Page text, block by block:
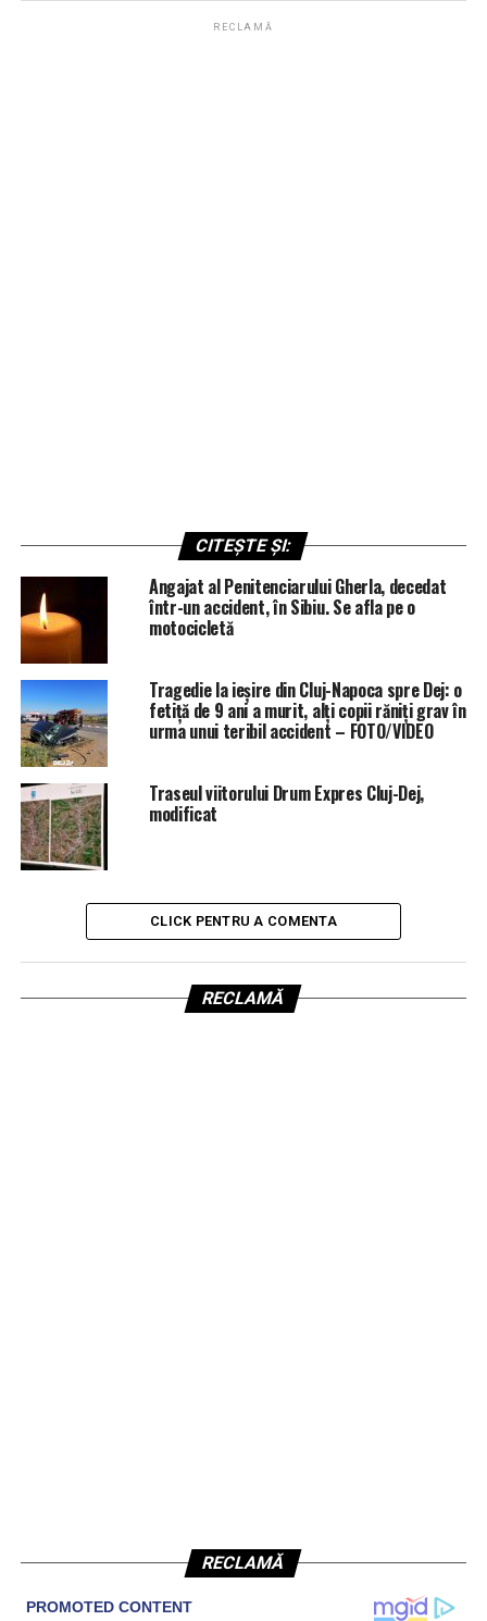
RECLAMĂ
CITEȘTE ȘI:
Angajat al Penitenciarului Gherla, decedat
într-un accident, în Sibiu. Se afla pe o
motocicletă
Tragedie la ieșire din Cluj-Napoca spre Dej: o
fetiță de 9 ani a murit, alți copii răniți grav în
urma unui teribil accident – FOTO/VIDEO
Traseul viitorului Drum Expres Cluj-Dej,
modificat
CLICK PENTRU A COMENTA
RECLAMĂ
RECLAMĂ